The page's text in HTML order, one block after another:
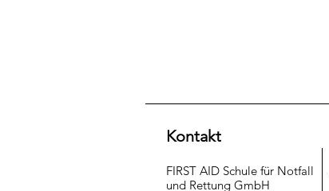
Kontakt
FIRST AID Schule für Notfall
und Rettung​ GmbH